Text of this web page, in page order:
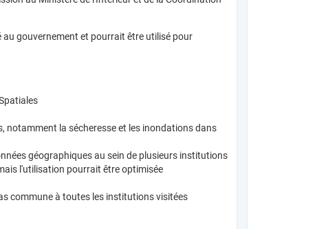
gouvernement et pourrait être utilisé pour
notamment la sécheresse et les inondations dans
géographiques au sein de plusieurs institutions
l'utilisation pourrait être optimisée
commune à toutes les institutions visitées